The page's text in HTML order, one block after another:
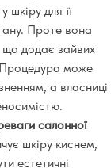
шкіру для її
Проте вона
що додає зайвих
Процедура може
а власниці
салонної
шкіру киснем,
естетичні